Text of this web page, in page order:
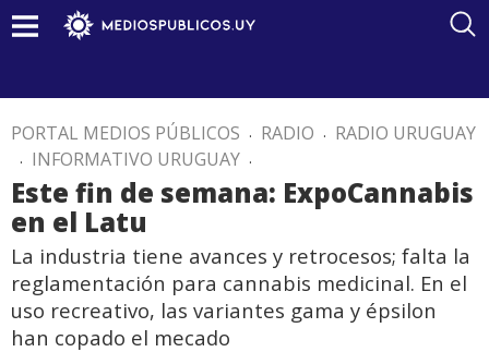
PORTAL MEDIOS PÚBLICOS . RADIO . RADIO URUGUAY
. INFORMATIVO URUGUAY .
Este fin de semana: ExpoCannabis
en el Latu
La industria tiene avances y retrocesos; falta la
reglamentación para cannabis medicinal. En el
uso recreativo, las variantes gama y épsilon
han copado el mecado